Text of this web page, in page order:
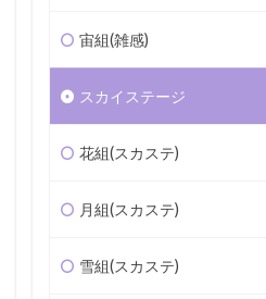
宙組(雑感)
スカイステージ
花組(スカステ)
月組(スカステ)
雪組(スカステ)